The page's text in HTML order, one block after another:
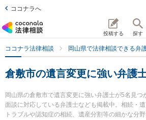
ココナラへ
投稿する 探す
ココナラ法律相談 岡山県で法律相談できる弁
倉敷市の遺言変更に強い弁護
岡山県の倉敷市で遺言変更に強い弁護士が5名見つ
面談に対応している弁護士なども掲載中。相続・
トラブルや認知症の相続、遺産分割等の細かな分